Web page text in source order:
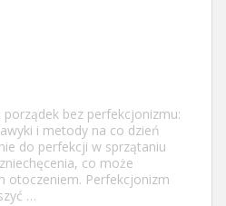
porządek bez perfekcjonizmu:
i metody na co dzień
do perfekcji w sprzątaniu
co może
otoczeniem. Perfekcjonizm
…